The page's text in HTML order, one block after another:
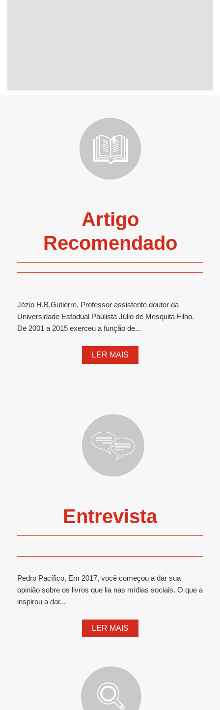
Artigo
Recomendado
Jézio H.B.Gutierre, Professor assistente doutor da
Universidade Estadual Paulista Júlio de Mesquita Filho.
De 2001 a 2015 exerceu a função de...
LER MAIS
Entrevista
Pedro Pacífico, Em 2017, você começou a dar sua
opinião sobre os livros que lia nas mídias sociais. O que a
inspirou a dar...
LER MAIS